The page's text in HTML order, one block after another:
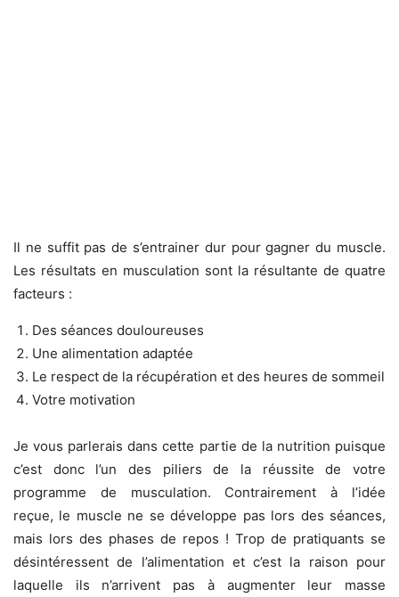
Il ne suffit pas de s’entrainer dur pour gagner du muscle.
Les résultats en musculation sont la résultante de quatre
facteurs :
Des séances douloureuses
Une alimentation adaptée
Le respect de la récupération et des heures de sommeil
Votre motivation
Je vous parlerais dans cette partie de la nutrition puisque
c’est donc l’un des piliers de la réussite de votre
programme de musculation. Contrairement à l’idée
reçue, le muscle ne se développe pas lors des séances,
mais lors des phases de repos ! Trop de pratiquants se
désintéressent de l’alimentation et c’est la raison pour
laquelle ils n’arrivent pas à augmenter leur masse